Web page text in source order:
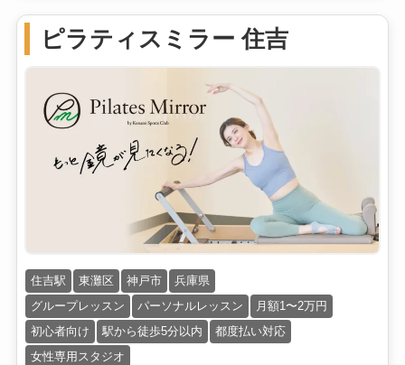
ピラティスミラー 住吉
住吉駅 東灘区 神戸市
兵庫県
グループレッスン
パーソナルレッスン
月額1〜2万円
初心者向け
駅から徒歩5分以内
都度払い対応
女性専用スタジオ